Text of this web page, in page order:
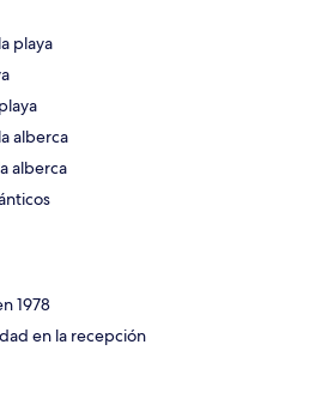
playa
alberca
alberca
1978
en la recepción